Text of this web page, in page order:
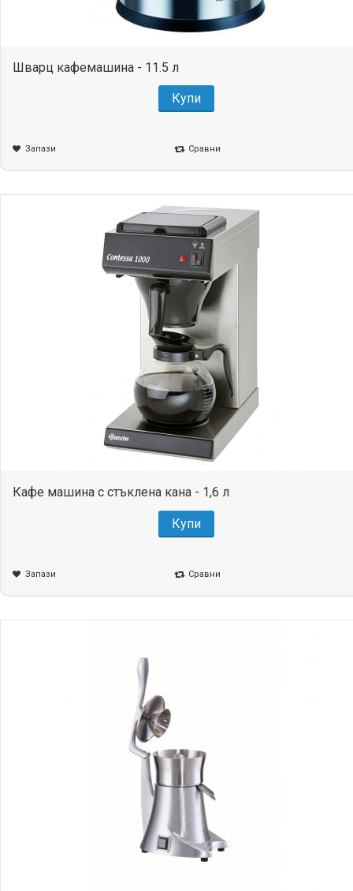
Шварц кафемашина - 11.5 л
Купи
Запази Сравни
Кафе машина с стъклена кана - 1,6 л
Купи
Запази Сравни